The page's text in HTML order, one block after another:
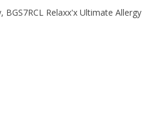
BGS7RCL Relaxx'x Ultimate Allergy